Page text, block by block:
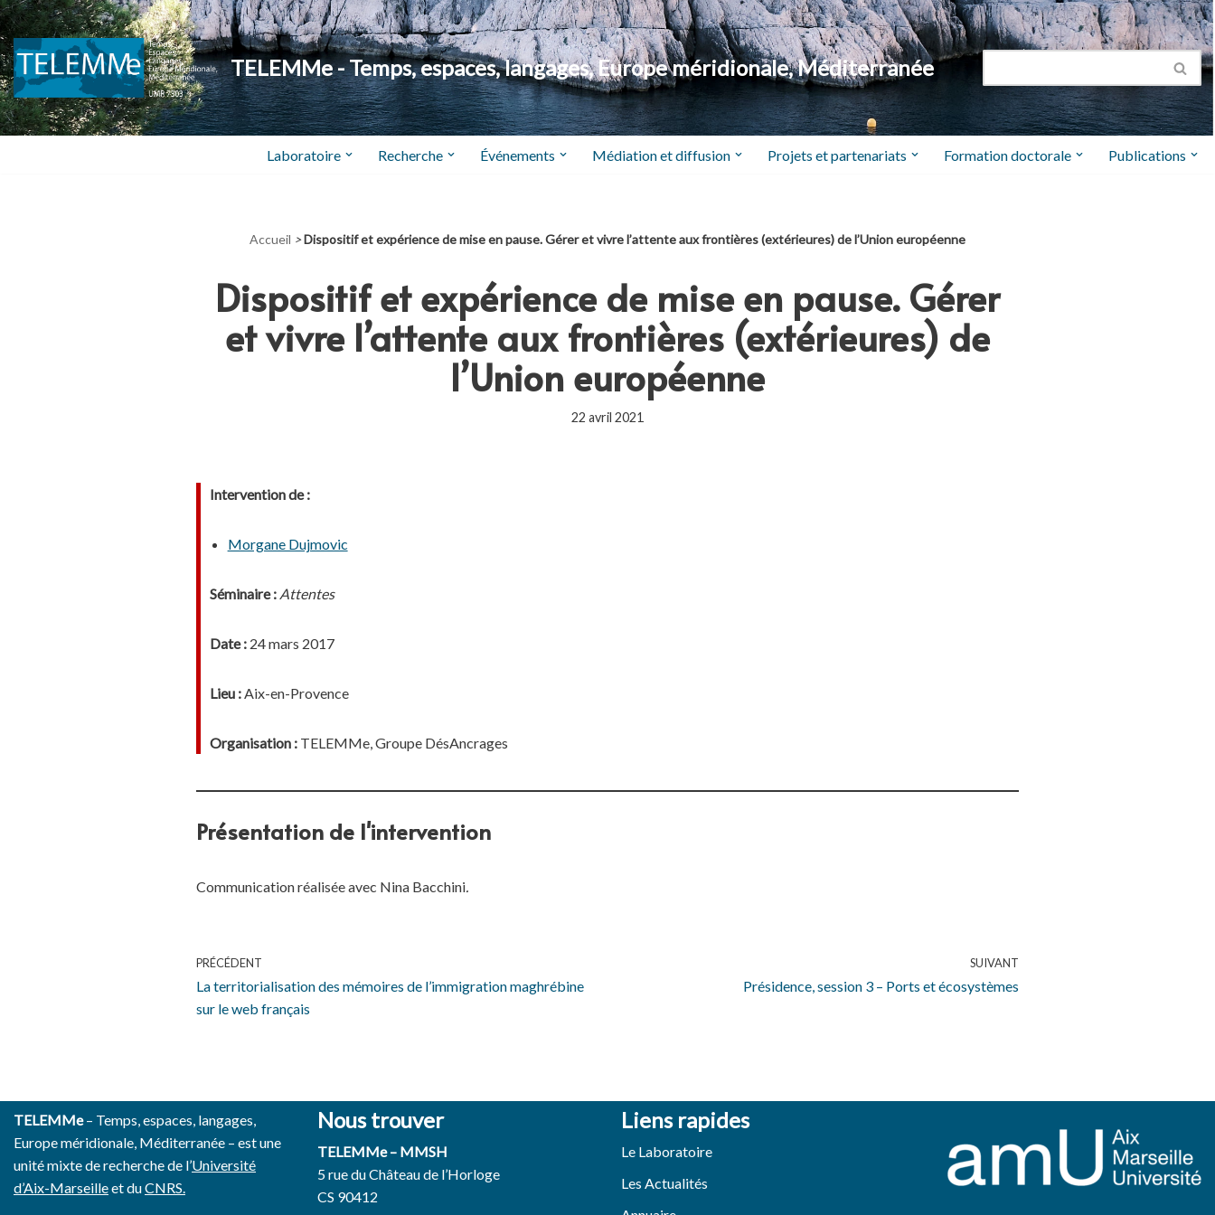
Aller
au
contenu
TELEMMe - Temps, espaces, langages, Europe méridionale, Méditerranée
Laboratoire Recherche Événements Médiation et diffusion Projets et partenariats Formation doctorale Publications
Accueil >Dispositif et expérience de mise en pause. Gérer et vivre l’attente aux frontières (extérieures) de l’Union européenne
Dispositif et expérience de mise en pause. Gérer
et vivre l’attente aux frontières (extérieures) de
l’Union européenne
22 avril 2021
Intervention de :
Morgane Dujmovic
Séminaire :Attentes
Date :24 mars 2017
Lieu :Aix-en-Provence
Organisation :TELEMMe, Groupe DésAncrages
Présentation de l'intervention
Communication réalisée avec Nina Bacchini.
PRÉCÉDENT
La territorialisation des mémoires de l’immigration maghrébine
sur le web français
SUIVANT
Présidence, session 3 – Ports et écosystèmes
TELEMMe– Temps, espaces, langages,
Europe méridionale, Méditerranée – est une
unité mixte de recherche de l’Université
d’Aix-Marseilleet duCNRS.
Nous trouver
TELEMMe – MMSH
5 rue du Château de l’Horloge
CS 90412
Liens rapides
Le Laboratoire
Les Actualités